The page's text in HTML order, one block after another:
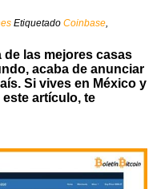
EtiquetadoCoinbase,
de las mejores casas
acaba de anunciar
Si vives en México y
artículo, te